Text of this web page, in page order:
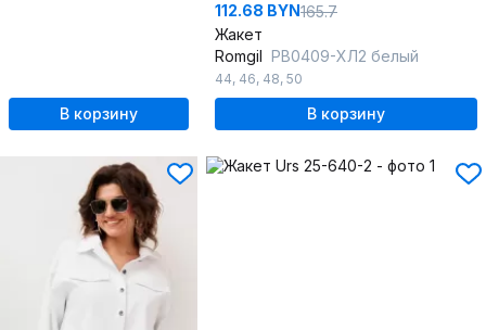
В корзину
112.68 BYN165.7
Жакет
Romgil РВ0409-ХЛ2 белый
44, 46, 48, 50
В корзину